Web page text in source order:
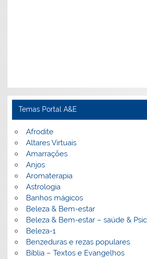
Temas Portal A&E
Afrodite
Altares Virtuais
Amarrações
Anjos
Aromaterapia
Astrologia
Banhos mágicos
Beleza & Bem-estar
Beleza & Bem-estar – saúde &
Beleza-1
Benzeduras e rezas populares
Bíblia – Textos e Evangelhos